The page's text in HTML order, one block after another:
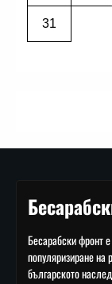
31
Бесарабски фронт
популяризиране на
българското